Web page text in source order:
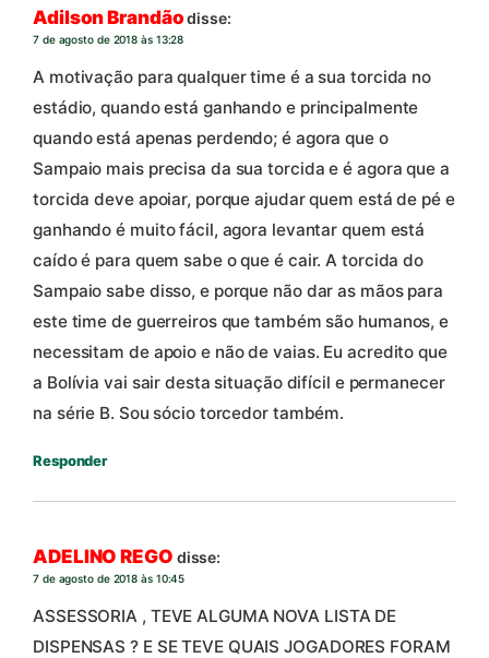
Adilson Brandão disse:
7 de agosto de 2018 às 13:28
A motivação para qualquer time é a sua torcida no
estádio, quando está ganhando e principalmente
quando está apenas perdendo; é agora que o
Sampaio mais precisa da sua torcida e é agora que a
torcida deve apoiar, porque ajudar quem está de pé e
ganhando é muito fácil, agora levantar quem está
caído é para quem sabe o que é cair. A torcida do
Sampaio sabe disso, e porque não dar as mãos para
este time de guerreiros que também são humanos, e
necessitam de apoio e não de vaias. Eu acredito que
a Bolívia vai sair desta situação difícil e permanecer
na série B. Sou sócio torcedor também.
Responder
ADELINO REGO disse:
7 de agosto de 2018 às 10:45
ASSESSORIA , TEVE ALGUMA NOVA LISTA DE
DISPENSAS ? E SE TEVE QUAIS JOGADORES FORAM